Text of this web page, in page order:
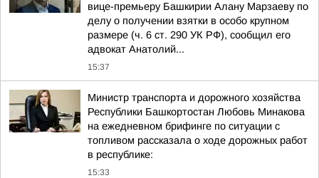
вице-премьеру Башкирии Алану Марзаеву по
делу о получении взятки в особо крупном
размере (ч. 6 ст. 290 УК РФ), сообщил его
адвокат Анатолий...
15:37
Министр транспорта и дорожного хозяйства
Республики Башкортостан Любовь Минакова
на ежедневном брифинге по ситуации с
топливом рассказала о ходе дорожных работ
в республике:
15:33